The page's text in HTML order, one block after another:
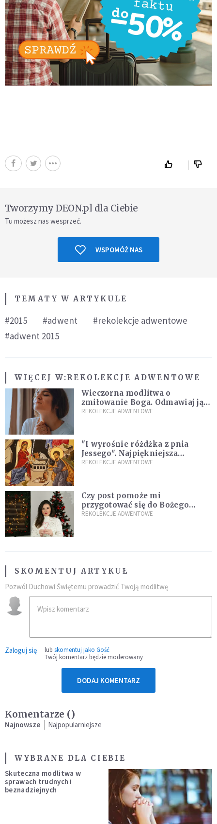
Tworzymy DEON.pl dla Ciebie
Tu możesz nas wesprzeć.
WSPOMÓŻ NAS
TEMATY W ARTYKULE
#2015 #adwent
#rekolekcje adwentowe
#adwent 2015
WIĘCEJ W:REKOLEKCJE ADWENTOWE
Wieczorna modlitwa o
zmiłowanie Boga. Odmawiaj ją,
gdy jest ci w życiu źle
REKOLEKCJE ADWENTOWE
"I wyrośnie różdżka z pnia
Jessego". Najpiękniejsza
zapowiedź Mesjasza w Piśmie
REKOLEKCJE ADWENTOWE
Czy post pomoże mi
przygotować się do Bożego
Narodzenia? Jezuita: to zależy
REKOLEKCJE ADWENTOWE
SKOMENTUJ ARTYKUŁ
Pozwól Duchowi Świętemu prowadzić Twoją modlitwę
Zaloguj się lub skomentuj jako Gość
Twój komentarz będzie moderowany
DODAJ KOMENTARZ
Komentarze ()
Najnowsze Najpopularniejsze
WYBRANE DLA CIEBIE
Skuteczna modlitwa w
sprawach trudnych i
beznadziejnych